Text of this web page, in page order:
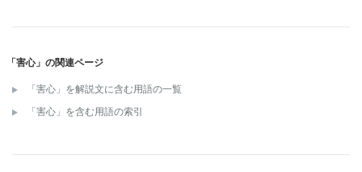
「害心」の関連ページ
「害心」を解説文に含む用語の一覧
「害心」を含む用語の索引